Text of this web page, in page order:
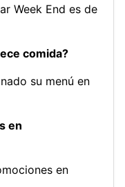
Week End es de
comida?
su menú en
en
en